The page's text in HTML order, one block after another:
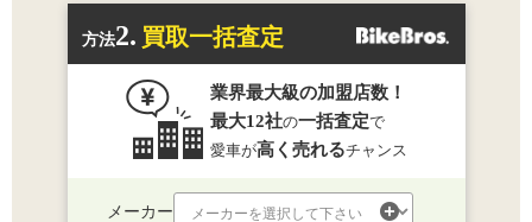
方法2. 買取一括査定
業界最大級の加盟店数！
最大12社の一括査定で
愛車が高く売れるチャンス
メーカー